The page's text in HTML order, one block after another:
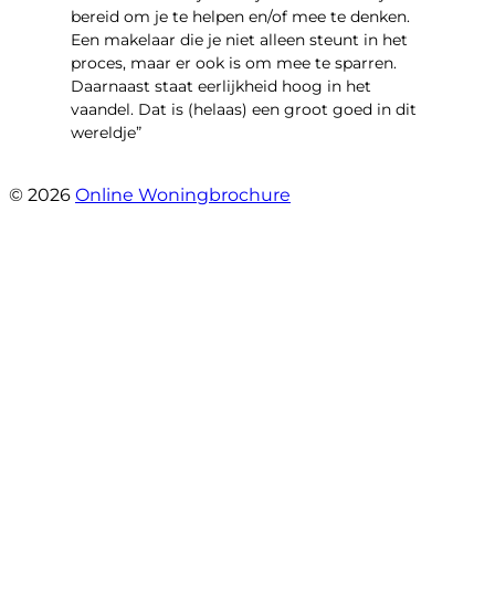
bereid om je te helpen en/of mee te denken.
Een makelaar die je niet alleen steunt in het
proces, maar er ook is om mee te sparren.
Daarnaast staat eerlijkheid hoog in het
vaandel. Dat is (helaas) een groot goed in dit
wereldje”
© 2026 Online Woningbrochure